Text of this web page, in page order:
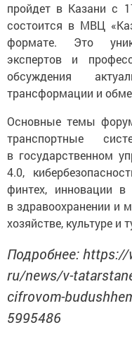
пройдет в Казани с
состоится в МВЦ
формате. Это
экспертов и
обсуждения
трансформации и
Основные темы
транспортные
в государственном
4.0,
финтех, инновации в
в здравоохранении и
хозяйстве, культуре и
Подробнее:
ru/news/v-
cifrovom-
5995486